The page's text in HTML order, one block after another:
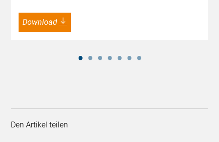
Download
Den Artikel teilen